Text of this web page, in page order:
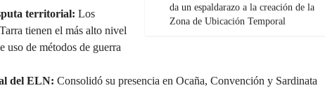
da un espaldarazo a la creación de la
Zona de Ubicación Temporal
territorial: Los
tienen el más alto nivel
uso de métodos de guerra
del ELN: Consolidó su presencia en Ocaña, Convención y Sardinata